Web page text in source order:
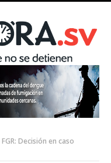
FGR: Decisión en caso